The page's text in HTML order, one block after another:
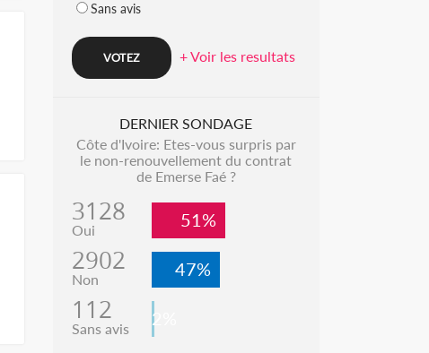
Sans avis
+ Voir les resultats
DERNIER SONDAGE
Côte d'Ivoire: Etes-vous surpris par
le non-renouvellement du contrat
de Emerse Faé ?
3128
Oui 51%
2902
Non 47%
112
Sans avis 2%